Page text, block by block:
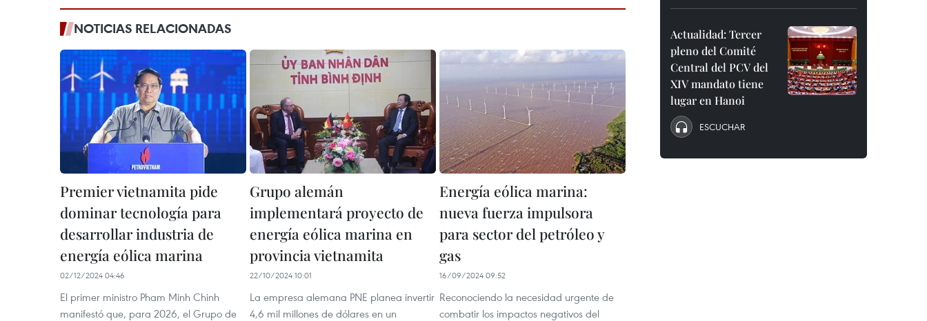
NOTICIAS RELACIONADAS
Premier vietnamita pide
dominar tecnología para
desarrollar industria de
energía eólica marina
02/12/2024 04:46
El primer ministro Pham Minh Chinh
manifestó que, para 2026, el Grupo de
Grupo alemán
implementará proyecto de
energía eólica marina en
provincia vietnamita
22/10/2024 10:01
La empresa alemana PNE planea invertir
4,6 mil millones de dólares en un
Energía eólica marina:
nueva fuerza impulsora
para sector del petróleo y
gas
16/09/2024 09:52
Reconociendo la necesidad urgente de
combatir los impactos negativos del
Actualidad: Tercer
pleno del Comité
Central del PCV del
XIV mandato tiene
lugar en Hanoi
ESCUCHAR